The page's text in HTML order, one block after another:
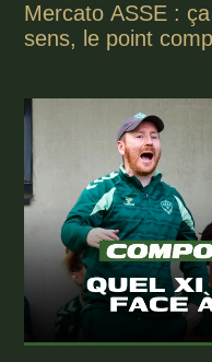
Mercato ASSE :
sens, le point